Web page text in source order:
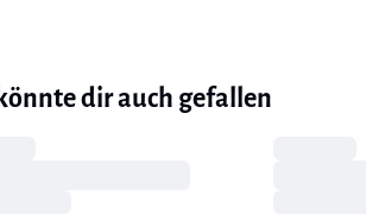
dir auch gefallen